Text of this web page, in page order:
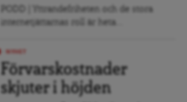
PODD | Yttrandefriheten och de stora
internetjättarnas roll är heta...
Förvarskostnader
skjuter i höjden